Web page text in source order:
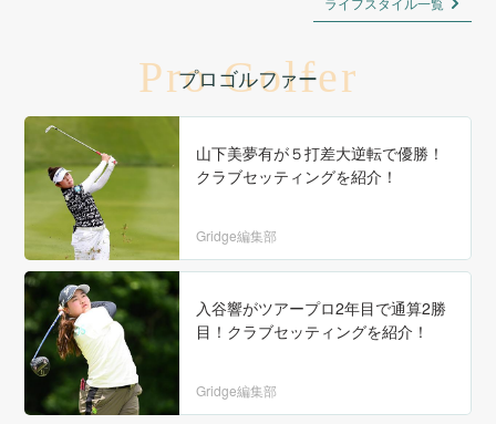
プロゴルファー
Pro Golfer
山下美夢有が５打差大逆転で優勝！
クラブセッティングを紹介！
Gridge編集部
入谷響がツアープロ2年目で通算2勝
目！クラブセッティングを紹介！
Gridge編集部